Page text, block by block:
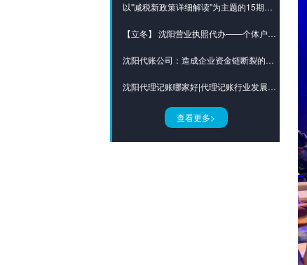
以"减税新政策详细解读"为主题的15期培训会如约而至！
【立冬】 沈阳营业执照代办——个体户办理营业执照需要什么材料呢？
沈阳代账公司：造成企业资金链断裂的八大原因
沈阳代理记账哪家好|代理记账行业发展现状及建议-沈阳之道网络科技有限公司
查看更多>